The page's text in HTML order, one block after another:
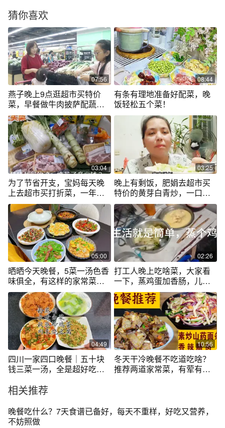
猜你喜欢
07:56
燕子晚上9点逛超市买特价
菜，早餐做牛肉披萨配蔬菜
沙拉，有食欲
08:44
有条有理地准备好配菜，晚
饭轻松五个菜！
03:04
为了节省开支，宝妈每天晚
上去超市买打折菜，一年下
来真能省不少
03:25
晚上有剩饭，肥娟去超市买
特价的黄芽白青炒，一口菜
一口饭，真甜
05:00
晒晒今天晚餐，5菜一汤色香
味俱全，有这样的家常菜你
还出去吗？
02:26
打工人晚上吃啥菜，大家看
一下，蒸鸡蛋加香肠，儿特
喜欢吃
04:49
四川一家四口晚餐｜五十块
钱三菜一汤，全是超好吃的
10:56
冬天干冷晚餐不吃道吃啥？
推荐两道家常菜，有荤有
相关推荐
晚餐吃什么？7天食谱已备好，每天不重样，好吃又营养，
不妨照做